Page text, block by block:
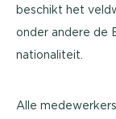
beschikt het
onder andere de
nationaliteit.
Alle